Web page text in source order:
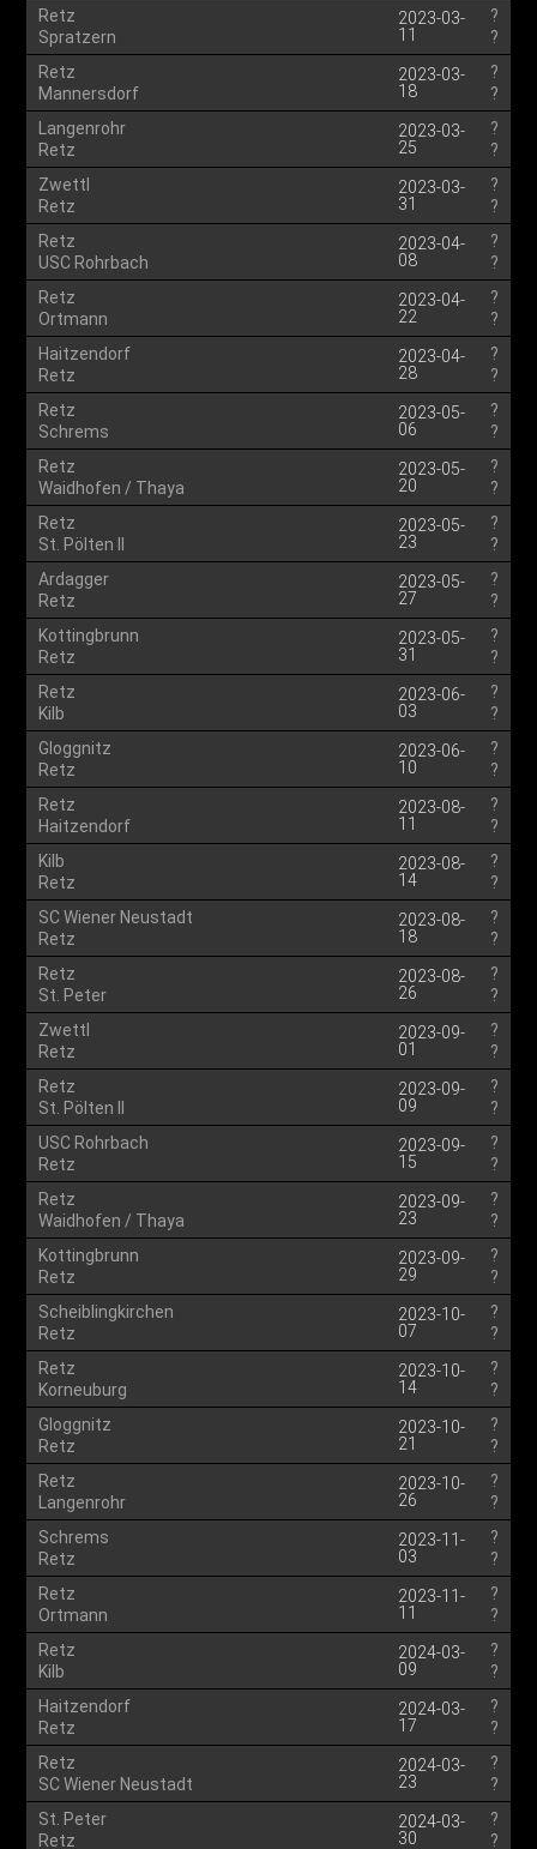
Retz
Spratzern
2023-03-
11
?
?
Retz
Mannersdorf
2023-03-
18
?
?
Langenrohr
Retz
2023-03-
25
?
?
Zwettl
Retz
2023-03-
31
?
?
Retz
USC Rohrbach
2023-04-
08
?
?
Retz
Ortmann
2023-04-
22
?
?
Haitzendorf
Retz
2023-04-
28
?
?
Retz
Schrems
2023-05-
06
?
?
Retz
Waidhofen / Thaya
2023-05-
20
?
?
Retz
St. Pölten II
2023-05-
23
?
?
Ardagger
Retz
2023-05-
27
?
?
Kottingbrunn
Retz
2023-05-
31
?
?
Retz
Kilb
2023-06-
03
?
?
Gloggnitz
Retz
2023-06-
10
?
?
Retz
Haitzendorf
2023-08-
11
?
?
Kilb
Retz
2023-08-
14
?
?
SC Wiener Neustadt
Retz
2023-08-
18
?
?
Retz
St. Peter
2023-08-
26
?
?
Zwettl
Retz
2023-09-
01
?
?
Retz
St. Pölten II
2023-09-
09
?
?
USC Rohrbach
Retz
2023-09-
15
?
?
Retz
Waidhofen / Thaya
2023-09-
23
?
?
Kottingbrunn
Retz
2023-09-
29
?
?
Scheiblingkirchen
Retz
2023-10-
07
?
?
Retz
Korneuburg
2023-10-
14
?
?
Gloggnitz
Retz
2023-10-
21
?
?
Retz
Langenrohr
2023-10-
26
?
?
Schrems
Retz
2023-11-
03
?
?
Retz
Ortmann
2023-11-
11
?
?
Retz
Kilb
2024-03-
09
?
?
Haitzendorf
Retz
2024-03-
17
?
?
Retz
SC Wiener Neustadt
2024-03-
23
?
?
St. Peter
Retz
2024-03-
30
?
?